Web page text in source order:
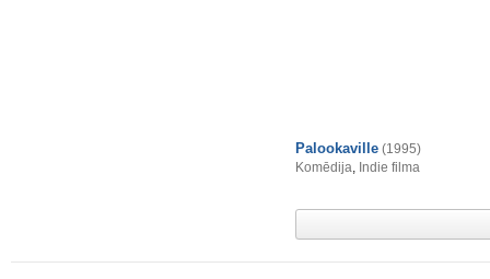
Palookaville (1995)
Komēdija, Indie filma